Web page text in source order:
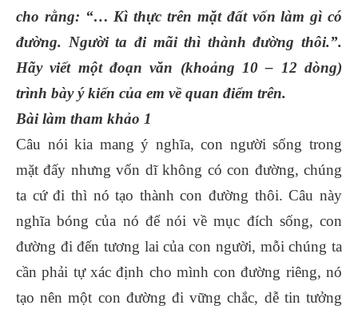
cho rằng: “… Kì thực trên mặt đất vốn làm gì có
đường. Người ta đi mãi thì thành đường thôi.”.
Hãy viết một đoạn văn (khoảng 10 – 12 dòng)
trình bày ý kiến của em về quan điểm trên.
Bài làm tham khảo 1
Câu nói kia mang ý nghĩa, con người sống trong
mặt đấy nhưng vốn dĩ không có con đường, chúng
ta cứ đi thì nó tạo thành con đường thôi. Câu này
nghĩa bóng của nó để nói về mục đích sống, con
đường đi đến tương lai của con người, mỗi chúng ta
cần phải tự xác định cho mình con đường riêng, nó
tạo nên một con đường đi vững chắc, dễ tin tưởng